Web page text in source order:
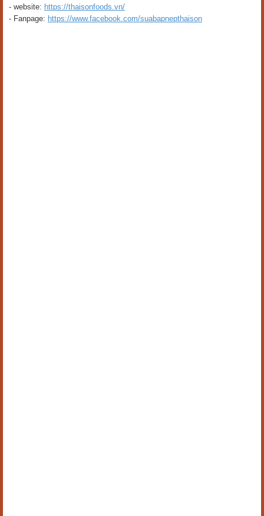
- website: https://thaisonfoods.vn/
- Fanpage: https://www.facebook.com/suabapnepthaison